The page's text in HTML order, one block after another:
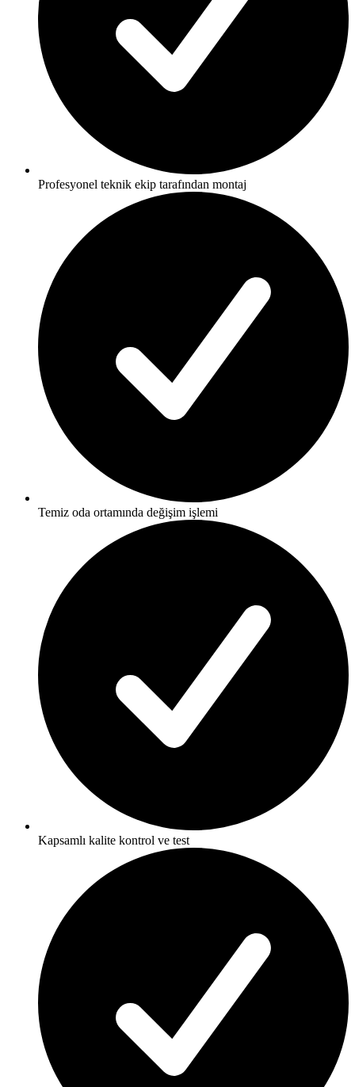
Profesyonel teknik ekip tarafından montaj
Temiz oda ortamında değişim işlemi
Kapsamlı kalite kontrol ve test